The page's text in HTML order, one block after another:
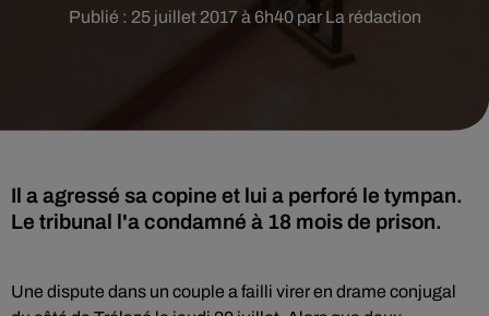
Publié : 25 juillet 2017 à 6h40 par La rédaction
Il a agressé sa copine et lui a perforé le tympan.
Le tribunal l'a condamné à 18 mois de prison.
Une dispute dans un couple a failli virer en drame conjugal